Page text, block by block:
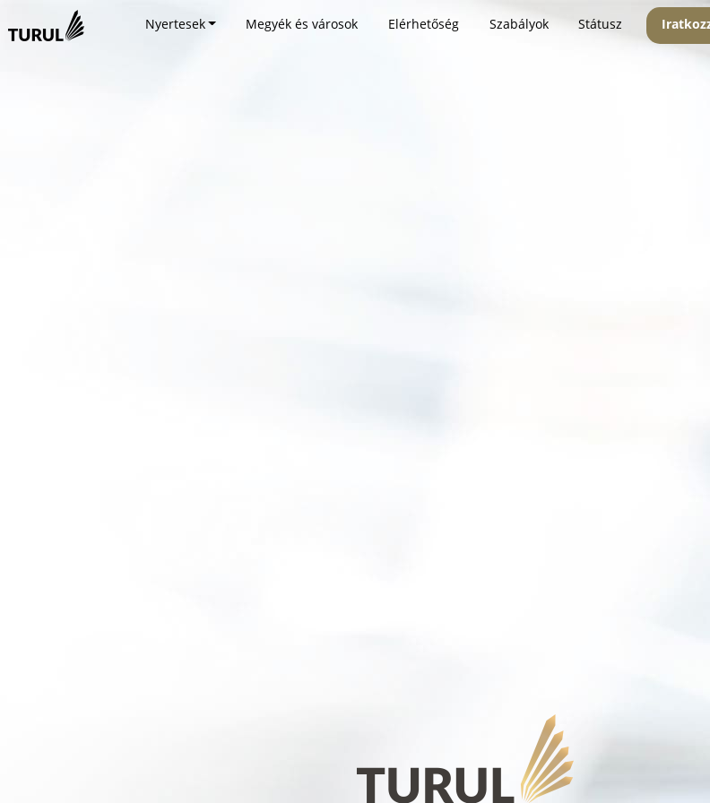
Nyertesek Megyék és városok Elérhetőség Szabályok Státusz